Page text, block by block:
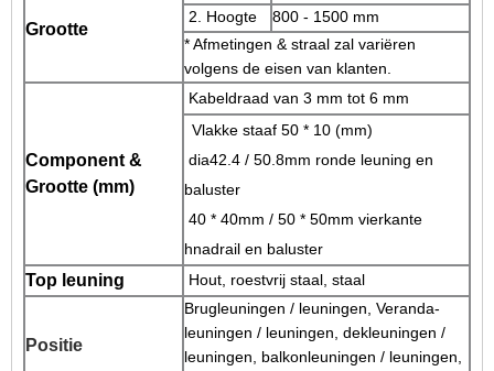
Grootte
2. Hoogte
800 - 1500 mm
* Afmetingen & straal zal variëren
volgens de eisen van klanten.
Component &
Grootte (mm)
Kabeldraad van 3 mm tot 6 mm
Vlakke staaf 50 * 10 (mm)
dia42.4 / 50.8mm ronde leuning en
baluster
40 * 40mm / 50 * 50mm vierkante
hnadrail en baluster
Top leuning Hout, roestvrij staal, staal
Positie
Brugleuningen / leuningen, Veranda-
leuningen / leuningen, dekleuningen /
leuningen, balkonleuningen / leuningen,